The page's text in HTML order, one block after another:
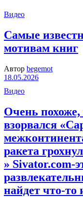
Видео
Самые
мотивам книг
Автор begemot
18.05.2026
Видео
Очень
взорвался
ракета
» Sivator.com-
найдет что-то